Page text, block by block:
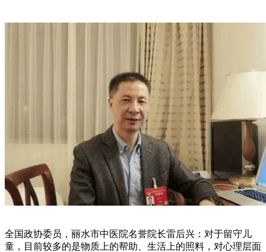
全国政协委员，丽水市中医院名誉院长雷后兴：对于留守儿
童，目前较多的是物质上的帮助、生活上的照料，对心理层面